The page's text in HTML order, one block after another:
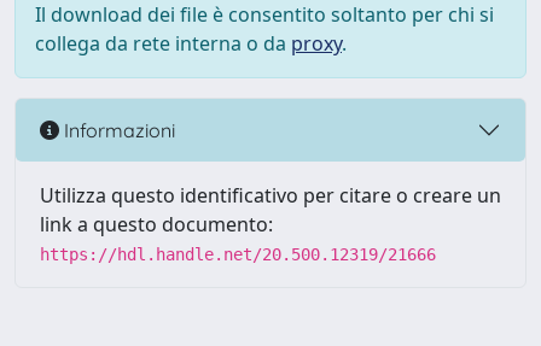
Il download dei file è consentito soltanto per chi si
collega da rete interna o da proxy.
Informazioni
Utilizza questo identificativo per citare o creare un
link a questo documento:
https://hdl.handle.net/20.500.12319/21666